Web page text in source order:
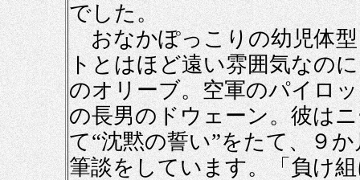
でした。
おなかぽっこりの幼児体型
トとはほど遠い雰囲気なの
のオリーブ。空軍のパイロ
の長男のドウェーン。彼は
て“沈黙の誓い”をたて、９
筆談をしています。「負け